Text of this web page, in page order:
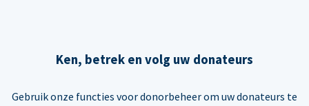
Ken, betrek en volg uw donateurs
Gebruik onze functies voor donorbeheer om uw donateurs te